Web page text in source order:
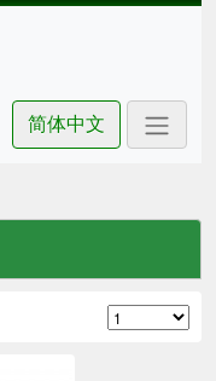
简体中文